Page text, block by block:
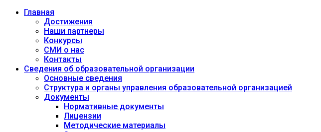
Главная
Достижения
Наши партнеры
Конкурсы
СМИ о нас
Контакты
Сведения об образовательной организации
Основные сведения
Структура и органы управления образовательной организацией
Документы
Нормативные документы
Лицензии
Методические материалы